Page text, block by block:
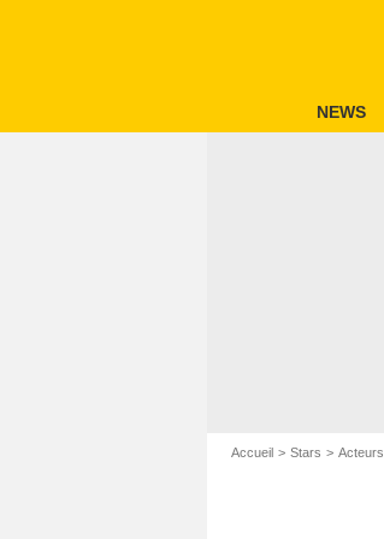
NEWS
Accueil Stars Acteurs